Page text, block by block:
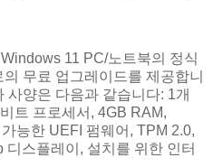
11 PC/노트북의 정식
무료 업그레이드를 제공합니
사양은 다음과 같습니다: 1개
트 프로세서, 4GB RAM,
능한 UEFI 펌웨어, TPM 2.0,
스플레이, 설치를 위한 인터